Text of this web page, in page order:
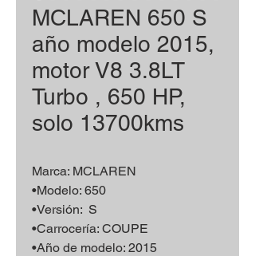
MCLAREN 650 S
año modelo 2015,
motor V8 3.8LT
Turbo , 650 HP,
solo 13700kms
Marca: MCLAREN
•Modelo: 650
•Versión: S
•Carrocería: COUPE
•Año de modelo: 2015